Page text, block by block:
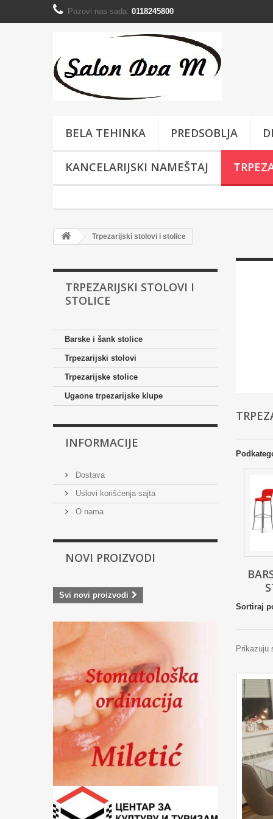
Pozovi nas sada: 0118245800
BELA TEHINKA PREDSOBLJA
KANCELARIJSKI NAMEŠTAJ
Trpezarijski stolovi i stolice
TRPEZARIJSKI STOLOVI I
STOLICE
Barske i šank stolice
Trpezarijski stolovi
Trpezarijske stolice
Ugaone trpezarijske klupe
INFORMACIJE
Dostava
Uslovi korišćenja sajta
O nama
NOVI PROIZVODI
Svi novi proizvodi
Sortiraj
Prikazuju